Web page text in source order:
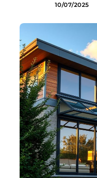
10/07/2025